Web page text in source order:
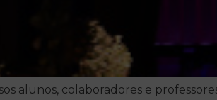
alunos, colaboradores e